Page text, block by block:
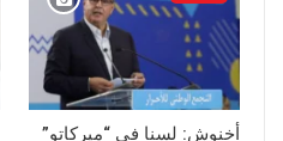
أخنوش: لسنا في “ميركاتو”